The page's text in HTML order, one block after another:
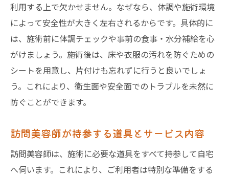
利用する上で欠かせません。なぜなら、体調や施術環境
によって安全性が大きく左右されるからです。具体的に
は、施術前に体調チェックや事前の食事・水分補給を心
がけましょう。施術後は、床や衣服の汚れを防ぐための
シートを用意し、片付けも忘れずに行うと良いでしょ
う。これにより、衛生面や安全面でのトラブルを未然に
防ぐことができます。
訪問美容師が持参する道具とサービス内容
訪問美容師は、施術に必要な道具をすべて持参して自宅
へ伺います。これにより、ご利用者は特別な準備をする